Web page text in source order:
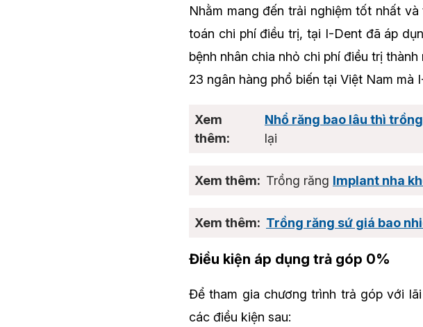
Nhằm mang đến trải nghiệm tốt nhất
toán chi phí điều trị, tại I-Dent đã áp
bệnh nhân chia nhỏ chi phí điều trị
23 ngân hàng phổ biến tại Việt Nam mà
Nhổ răng bao lâu thì
lại
Trồng răng Implant nha
Trồng răng sứ giá bao
Điều kiện áp dụng trả góp 0%
Để tham gia chương trình trả góp với
các điều kiện sau: